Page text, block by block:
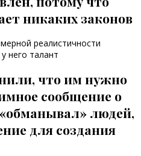
никаких законов
что им нужно
сообщение о
людей,
для создания